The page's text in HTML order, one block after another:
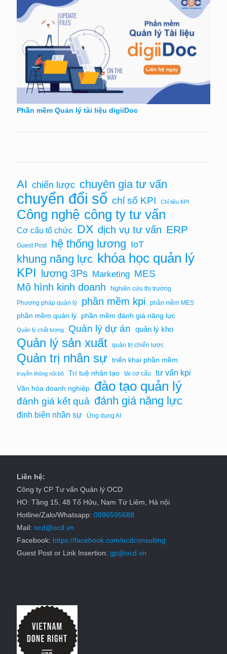
Phần mềm Quản lý tài liệu digiiDoc
AI chiến lược chuyên gia tư vấn
chuyển đổi số chỉ số KPI Chỉ tiêu KPI
Công nghệ công ty tư vấn
Cơ cấu tổ chức DX dịch vụ tư vấn ERP
Guest Post hệ thống lương IoT
khung năng lực khóa học quản lý
KPI lương 3Ps Marketing MES
Mô hình kinh doanh
Nghiên cứu thị trường
Phương pháp quản lý
phần mềm kpi phần mềm MES
phần mềm quản lý phần mềm đánh giá năng lực
Quản lý chất lượng Quản lý dự án quản lý kho
Quản lý sản xuất quản trị chiến lược
Quản trị nhân sự triển khai phần mềm
truyền thông nội bộ Trí tuệ nhân tạo tái cơ cấu tư vấn kpi
Văn hóa doanh nghiệp đào tạo quản lý
đánh giá kết quả đánh giá năng lực
định biên nhân sự Ứng dụng AI
Liên hệ:
Công ty CP Tư vấn Quản lý OCD
HO: Tầng 15, 48 Tố Hữu, Nam Từ Liêm, Hà nội
Hotline/Zalo/Whatsapp: 0886595688
Mail: ocd@ocd.vn
Facebook: https://facebook.com/ocdconsulting
Guest Post or Link Insertion: gp@ocd.vn